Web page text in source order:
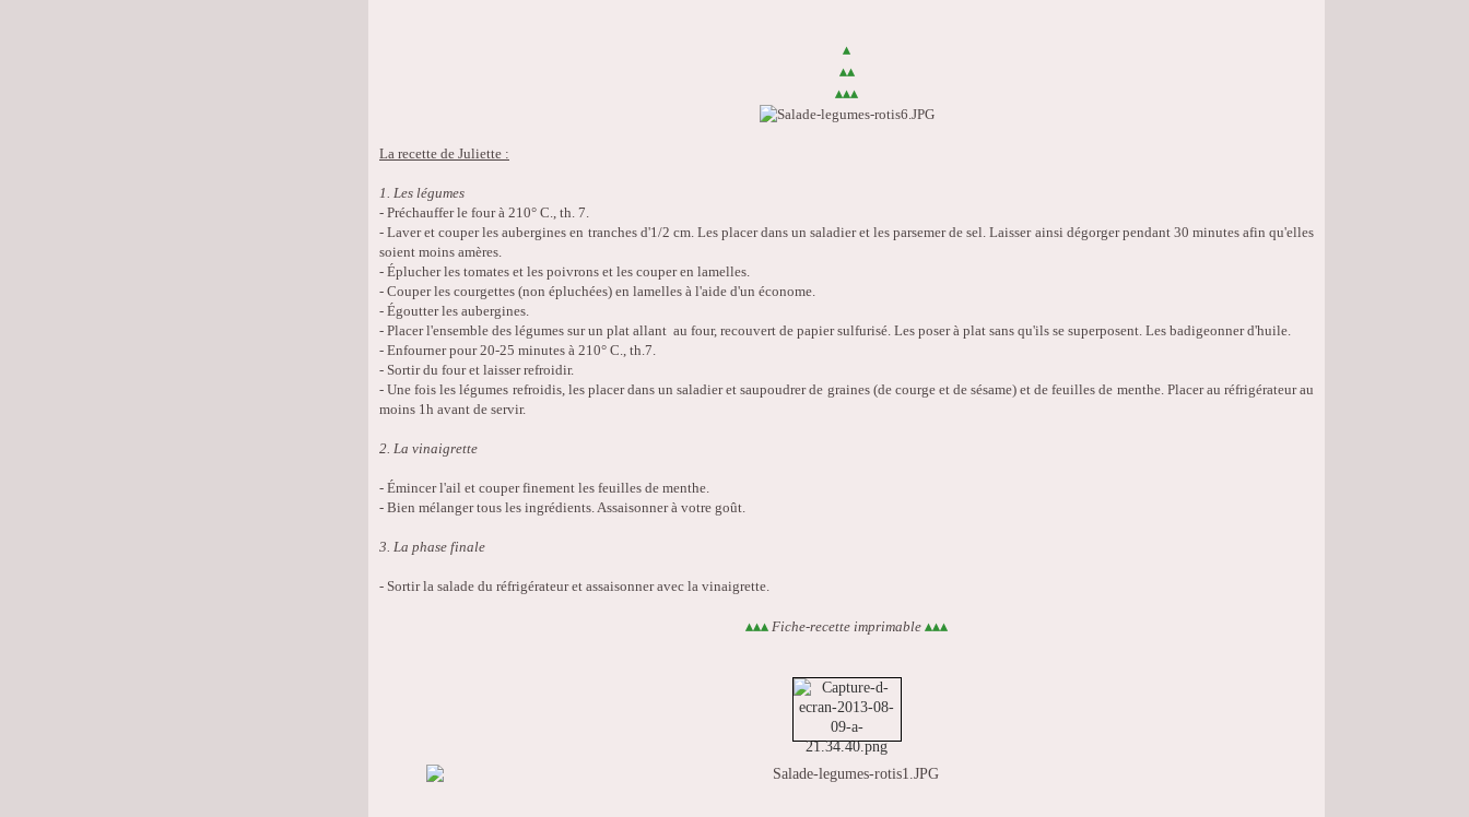
▴
▴▴
▴▴▴
La recette de Juliette :
1. Les légumes
- Préchauffer le four à 210° C., th. 7.
- Laver et couper les aubergines en tranches d'1/2 cm. Les placer dans un saladier et les parsemer de sel. Laisser ainsi dégorger pendant 30 minutes afin qu'elles
soient moins amères.
- Éplucher les tomates et les poivrons et les couper en lamelles.
- Couper les courgettes (non épluchées) en lamelles à l'aide d'un économe.
- Égoutter les aubergines.
- Placer l'ensemble des légumes sur un plat allant au four, recouvert de papier sulfurisé. Les poser à plat sans qu'ils se superposent. Les badigeonner d'huile.
- Enfourner pour 20-25 minutes à 210° C., th.7.
- Sortir du four et laisser refroidir.
- Une fois les légumes refroidis, les placer dans un saladier et saupoudrer de graines (de courge et de sésame) et de feuilles de menthe. Placer au réfrigérateur au
moins 1h avant de servir.
2. La vinaigrette
- Émincer l'ail et couper finement les feuilles de menthe.
- Bien mélanger tous les ingrédients. Assaisonner à votre goût.
3. La phase finale
- Sortir la salade du réfrigérateur et assaisonner avec la vinaigrette.
▴▴▴ Fiche-recette imprimable ▴▴▴